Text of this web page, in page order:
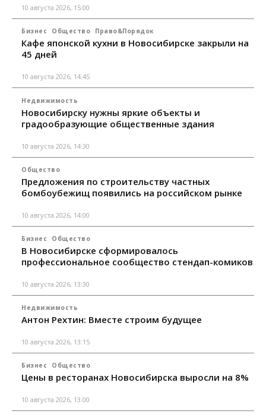
10 августа 2026, 15:00
Бизнес Общество Право&Порядок
Кафе японской кухни в Новосибирске закрыли на
45 дней
10 августа 2026, 14:45
Недвижимость
Новосибирску нужны яркие объекты и
градообразующие общественные здания
10 августа 2026, 14:30
Общество
Предложения по строительству частных
бомбоубежищ появились на российском рынке
10 августа 2026, 14:00
Бизнес Общество
В Новосибирске сформировалось
профессиональное сообщество стендап-комиков
10 августа 2026, 13:30
Недвижимость
Антон Рехтин: Вместе строим будущее
10 августа 2026, 13:15
Бизнес Общество
Цены в ресторанах Новосибирска выросли на 8%
10 августа 2026, 13:00